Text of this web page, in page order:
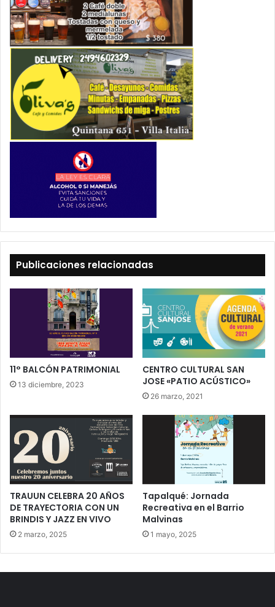
Publicaciones relacionadas
11° BALCÓN PATRIMONIAL
13 diciembre, 2023
CENTRO CULTURAL SAN
JOSE «PATIO ACÚSTICO»
26 marzo, 2021
TRAUUN CELEBRA 20 AÑOS
DE TRAYECTORIA CON UN
BRINDIS Y JAZZ EN VIVO
2 marzo, 2025
Tapalqué: Jornada
Recreativa en el Barrio
Malvinas
1 mayo, 2025